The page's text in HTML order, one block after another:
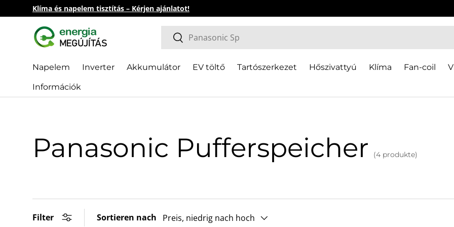
Direkt zum Inhalt
Klíma és napelem tisztítás – Kérjen ajánlatot!
Suchen
Suchen
Napelem Inverter Akkumulátor EV töltő Tartószerkezet Hőszivattyú Klíma Fan-coil
Információk
Panasonic Pufferspeicher (4 produkte)
Filter Sortieren nach Preis, niedrig nach hoch